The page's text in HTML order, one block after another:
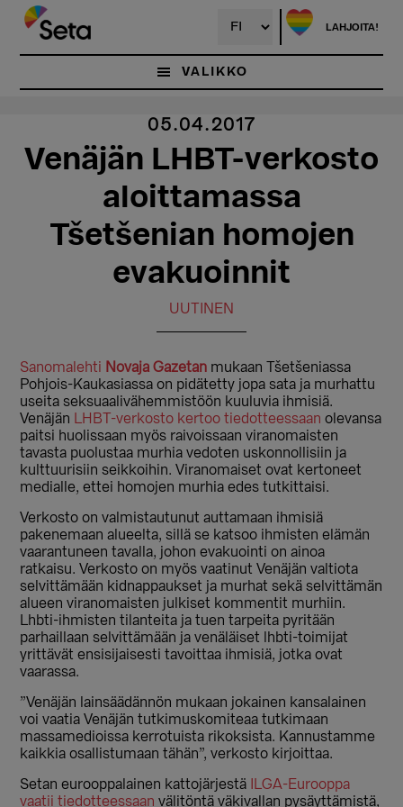
Hyppää
pääsisältöön
LAHJOITA!
VALIKKO
05.04.2017
Venäjän LHBT-verkosto
aloittamassa
Tšetšenian homojen
evakuoinnit
UUTINEN
Sanomalehti Novaja Gazetan mukaan Tšetšeniassa
Pohjois-Kaukasiassa on pidätetty jopa sata ja murhattu
useita seksuaalivähemmistöön kuuluvia ihmisiä.
Venäjän
LHBT-verkosto kertoo tiedotteessaan olevansa
paitsi huolissaan myös raivoissaan viranomaisten
tavasta puolustaa murhia vedoten uskonnollisiin ja
kulttuurisiin seikkoihin. Viranomaiset ovat kertoneet
medialle, ettei homojen murhia edes tutkittaisi.
Verkosto on valmistautunut auttamaan ihmisiä
pakenemaan alueelta, sillä se katsoo ihmisten elämän
vaarantuneen tavalla, johon evakuointi on ainoa
ratkaisu. Verkosto on myös vaatinut Venäjän valtiota
selvittämään kidnappaukset ja murhat sekä selvittämän
alueen viranomaisten julkiset kommentit murhiin.
Lhbti-ihmisten tilanteita ja tuen tarpeita pyritään
parhaillaan selvittämään ja venäläiset lhbti-toimijat
yrittävät ensisijaisesti tavoittaa ihmisiä, jotka ovat
vaarassa.
”Venäjän lainsäädännön mukaan jokainen kansalainen
voi vaatia Venäjän tutkimuskomiteaa tutkimaan
massamedioissa kerrotuista rikoksista. Kannustamme
kaikkia osallistumaan tähän”, verkosto kirjoittaa.
Setan eurooppalainen kattojärjestä
ILGA-Eurooppa
vaatii tiedotteessaan välitöntä väkivallan pysäyttämistä,